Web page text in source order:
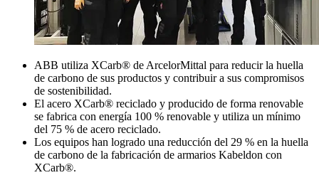
ABB utiliza XCarb® de ArcelorMittal para reducir la huella
de carbono de sus productos y contribuir a sus compromisos
de sostenibilidad.
El acero XCarb® reciclado y producido de forma renovable
se fabrica con energía 100 % renovable y utiliza un mínimo
del 75 % de acero reciclado.
Los equipos han logrado una reducción del 29 % en la huella
de carbono de la fabricación de armarios Kabeldon con
XCarb®.